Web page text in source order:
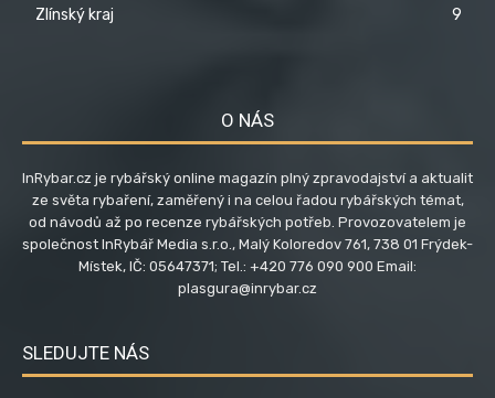
Zlínský kraj
9
O NÁS
InRybar.cz je rybářský online magazín plný zpravodajství a aktualit
ze světa rybaření, zaměřený i na celou řadou rybářských témat,
od návodů až po recenze rybářských potřeb. Provozovatelem je
společnost InRybář Media s.r.o., Malý Koloredov 761, 738 01 Frýdek-
Místek, IČ: 05647371; Tel.: +420 776 090 900 Email:
plasgura@inrybar.cz
SLEDUJTE NÁS